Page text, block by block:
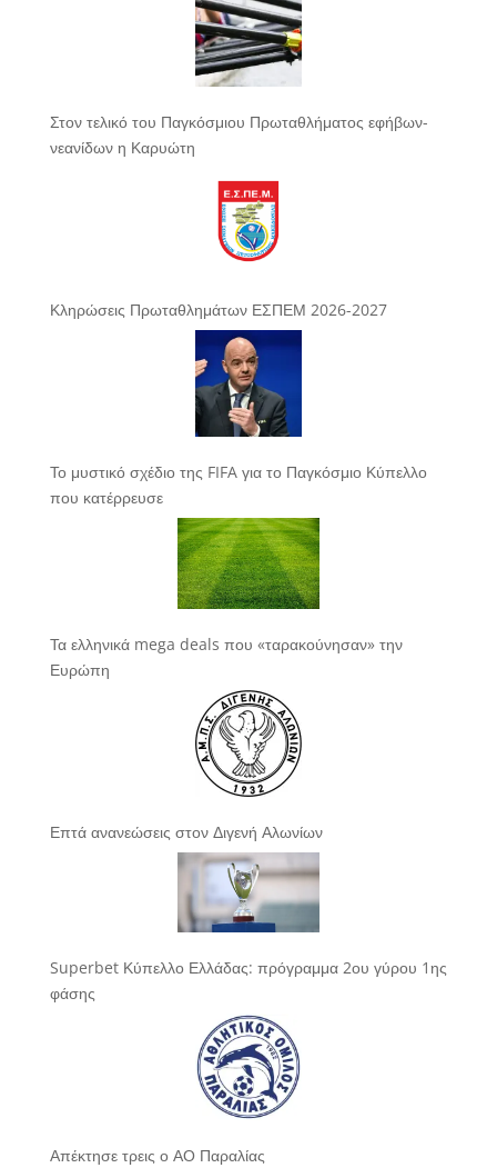
Στον τελικό του Παγκόσμιου Πρωταθλήματος εφήβων-
νεανίδων η Καρυώτη
Κληρώσεις Πρωταθλημάτων ΕΣΠΕΜ 2026-2027
Το μυστικό σχέδιο της FIFA για το Παγκόσμιο Κύπελλο
που κατέρρευσε
Τα ελληνικά mega deals που «ταρακούνησαν» την
Ευρώπη
Επτά ανανεώσεις στον Διγενή Αλωνίων
Superbet Κύπελλο Ελλάδας: πρόγραμμα 2ου γύρου 1ης
φάσης
Απέκτησε τρεις ο ΑΟ Παραλίας